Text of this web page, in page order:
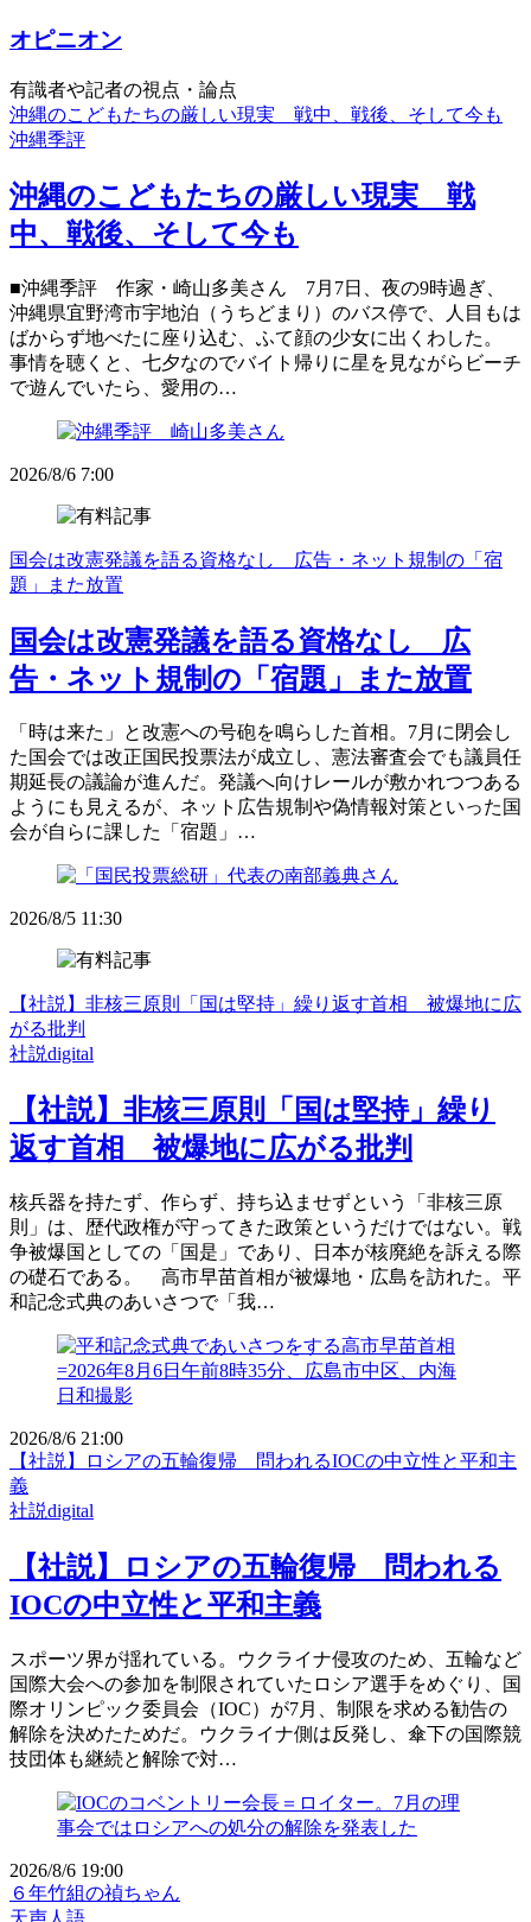
オピニオン
有識者や記者の視点・論点
沖縄のこどもたちの厳しい現実 戦中、戦後、そして今も
沖縄季評
沖縄のこどもたちの厳しい現実 戦
中、戦後、そして今も
■沖縄季評 作家・崎山多美さん 7月7日、夜の9時過ぎ、
沖縄県宜野湾市宇地泊（うちどまり）のバス停で、人目もは
ばからず地べたに座り込む、ふて顔の少女に出くわした。
事情を聴くと、七夕なのでバイト帰りに星を見ながらビーチ
で遊んでいたら、愛用の…
2026/8/6 7:00
国会は改憲発議を語る資格なし 広告・ネット規制の「宿
題」また放置
国会は改憲発議を語る資格なし 広
告・ネット規制の「宿題」また放置
「時は来た」と改憲への号砲を鳴らした首相。7月に閉会し
た国会では改正国民投票法が成立し、憲法審査会でも議員任
期延長の議論が進んだ。発議へ向けレールが敷かれつつある
ようにも見えるが、ネット広告規制や偽情報対策といった国
会が自らに課した「宿題」…
2026/8/5 11:30
【社説】非核三原則「国は堅持」繰り返す首相 被爆地に広
がる批判
社説digital
【社説】非核三原則「国は堅持」繰り
返す首相 被爆地に広がる批判
核兵器を持たず、作らず、持ち込ませずという「非核三原
則」は、歴代政権が守ってきた政策というだけではない。戦
争被爆国としての「国是」であり、日本が核廃絶を訴える際
の礎石である。 高市早苗首相が被爆地・広島を訪れた。平
和記念式典のあいさつで「我…
2026/8/6 21:00
【社説】ロシアの五輪復帰 問われるIOCの中立性と平和主
義
社説digital
【社説】ロシアの五輪復帰 問われる
IOCの中立性と平和主義
スポーツ界が揺れている。ウクライナ侵攻のため、五輪など
国際大会への参加を制限されていたロシア選手をめぐり、国
際オリンピック委員会（IOC）が7月、制限を求める勧告の
解除を決めたためだ。ウクライナ側は反発し、傘下の国際競
技団体も継続と解除で対…
2026/8/6 19:00
６年竹組の禎ちゃん
天声人語